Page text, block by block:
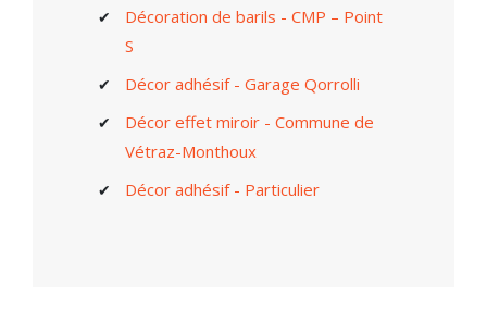
Décoration de barils - CMP – Point
S
Décor adhésif - Garage Qorrolli
Décor effet miroir - Commune de
Vétraz-Monthoux
Décor adhésif - Particulier